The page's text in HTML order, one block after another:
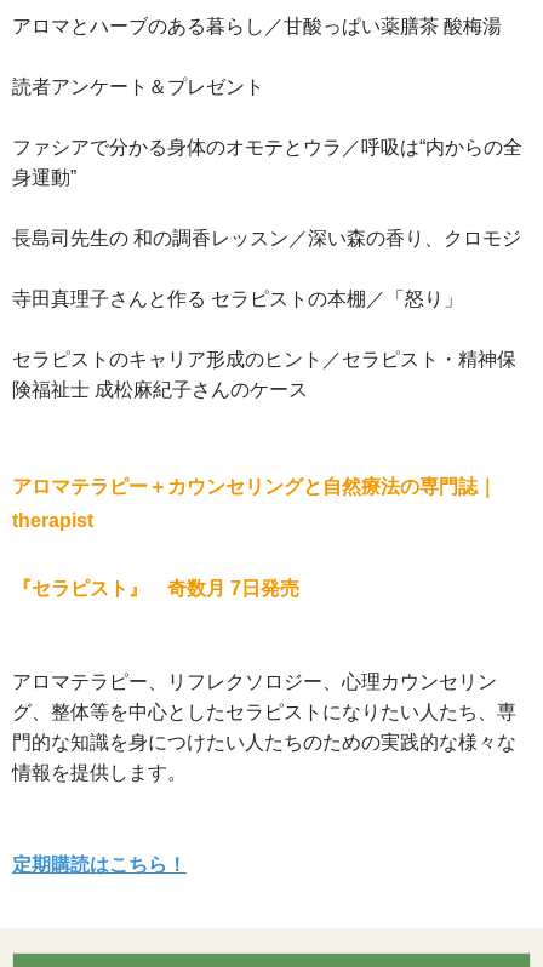
アロマとハーブのある暮らし／甘酸っぱい薬膳茶 酸梅湯
読者アンケート＆プレゼント
ファシアで分かる身体のオモテとウラ／呼吸は“内からの全
身運動”
長島司先生の 和の調香レッスン／深い森の香り、クロモジ
寺田真理子さんと作る セラピストの本棚／「怒り」
セラピストのキャリア形成のヒント／セラピスト・精神保
険福祉士 成松麻紀子さんのケース
アロマテラピー＋カウンセリングと自然療法の専門誌｜
therapist
『セラピスト』 奇数月 7日発売
アロマテラピー、リフレクソロジー、心理カウンセリン
グ、整体等を中心としたセラピストになりたい人たち、専
門的な知識を身につけたい人たちのための実践的な様々な
情報を提供します。
定期購読はこちら！